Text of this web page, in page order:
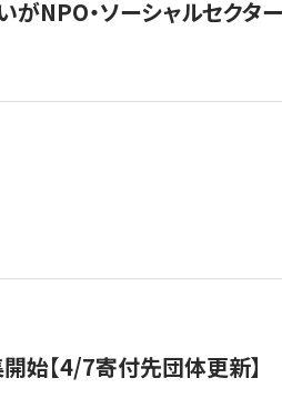
NPO・ソーシャルセクタ
始【4/7寄付先団体更新】